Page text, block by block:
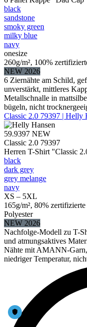
black
sandstone
smoky green
milky blue
navy
onesize
260g/m², 100%
NEW 2026
6 Ziernähte am Schild,
unverstärkt, mittleres
Metallschnalle in
bügeln, nicht
Classic 2.0 79397 | Helly
59.9397 NEW
Classic 2.0 79397
Herren T-Shirt "Classic
black
dark grey
grey melange
navy
XS – 5XL
165g/m², 80%
Polyester
NEW 2026
Nachfolge-Modell zu T-
und atmungsaktives
Nähte mit AMANN-Garn,
niedriger Temperatur,